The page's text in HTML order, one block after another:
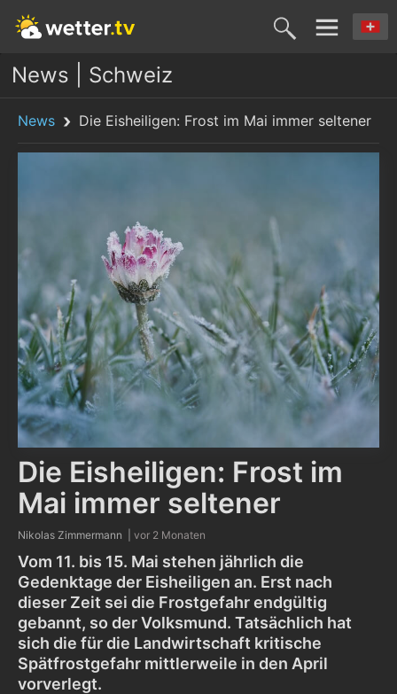
News | Schweiz
News Die Eisheiligen: Frost im Mai immer seltener
Die Eisheiligen: Frost im
Mai immer seltener
Nikolas Zimmermann | vor 2 Monaten
Vom 11. bis 15. Mai stehen jährlich die
Gedenktage der Eisheiligen an. Erst nach
dieser Zeit sei die Frostgefahr endgültig
gebannt, so der Volksmund. Tatsächlich hat
sich die für die Landwirtschaft kritische
Spätfrostgefahr mittlerweile in den April
vorverlegt.